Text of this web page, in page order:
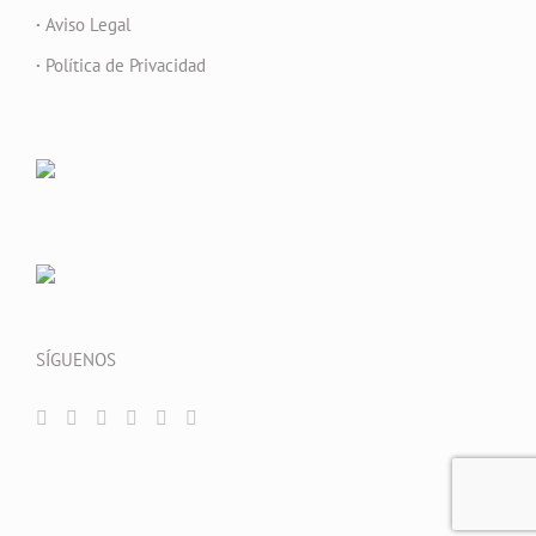
· Aviso Legal
· Política de Privacidad
SÍGUENOS